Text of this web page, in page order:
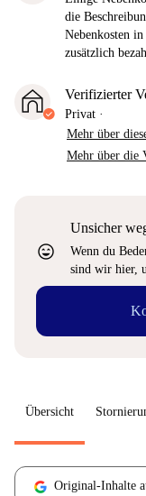
die
Nebenkosten
zusätzlich
Verifizierter
Privat ·
Mehr über
Mehr über die
sentiment_very_satisfied
Unsicher
Wenn du
sind wir hier,
Übersicht
Original-Inhalte